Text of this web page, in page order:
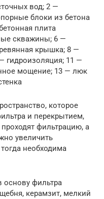
вод; 2 —
блоки из бетона
плита
скважины; 6 —
крышка; 8 —
гидроизоляция; 11 —
мощение; 13 — люк
которое
и перекрытием,
фильтрацию, а
увеличить
необходима
основу фильтра
керамзит, мелкий